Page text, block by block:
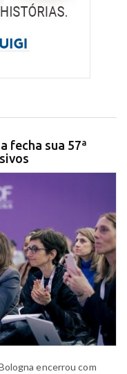
fecha sua 57ª
encerrou com